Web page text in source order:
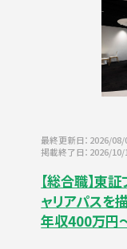
最終更新日：2026/
掲載終了日：2026/
【総合職】東
ャリアパスを
年収400万円